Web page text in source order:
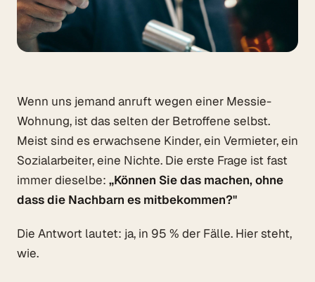
Wenn uns jemand anruft wegen einer Messie-
Wohnung, ist das selten der Betroffene selbst.
Meist sind es erwachsene Kinder, ein Vermieter, ein
Sozialarbeiter, eine Nichte. Die erste Frage ist fast
immer dieselbe: „Können Sie das machen, ohne
dass die Nachbarn es mitbekommen?"
Die Antwort lautet: ja, in 95 % der Fälle. Hier steht,
wie.